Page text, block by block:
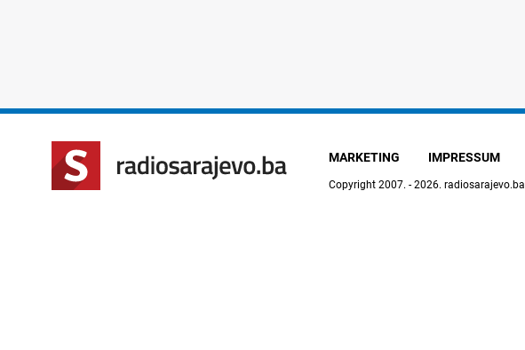
MARKETING IMPRESSUM
Copyright 2007. - 2026. radiosarajevo.ba